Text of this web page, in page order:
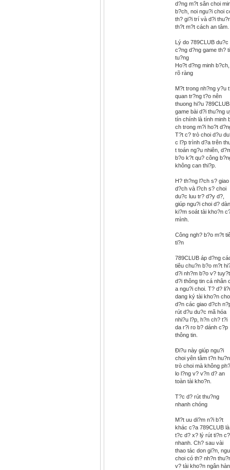
d?ng m?t sân choi
b?ch, noi ngu?i choi
th? gi?i trí và d?i
th?t m?t cách an tâm.
Lý do 789CLUB du?c
c?ng d?ng game th?
tu?ng
Ho?t d?ng minh b?ch,
rõ ràng
M?t trong nh?ng y?u
quan tr?ng t?o nên
thuong hi?u 789CLUB
game bài d?i thu?ng
tín chính là tính minh
ch trong m?i ho?t
T?t c? trò choi d?u
c l?p trình d?a trên
t toán ng?u nhiên,
b?o k?t qu? công
không can thi?p.
H? th?ng l?ch s? giao
d?ch và l?ch s? choi
du?c luu tr? d?y d?,
giúp ngu?i choi d?
ki?m soát tài kho?n
mình.
Công ngh? b?o m?t
ti?n
789CLUB áp d?ng
tiêu chu?n b?o m?t
d?i nh?m b?o v? tuy?t
d?i thông tin cá nhân
a ngu?i choi. T? d?
dang ký tài kho?n cho
d?n các giao d?ch
rút d?u du?c mã hóa
nhi?u l?p, h?n ch? t?i
da r?i ro b? dánh c?p
thông tin.
Ði?u này giúp ngu?i
choi yên tâm t?n
trò choi mà không
lo l?ng v? v?n d? an
toàn tài kho?n.
T?c d? rút thu?ng
nhanh chóng
M?t uu di?m n?i b?t
khác c?a 789CLUB là
t?c d? x? lý rút ti?n
nhanh. Ch? sau vài
thao tác don gi?n,
choi có th? nh?n
v? tài kho?n ngân